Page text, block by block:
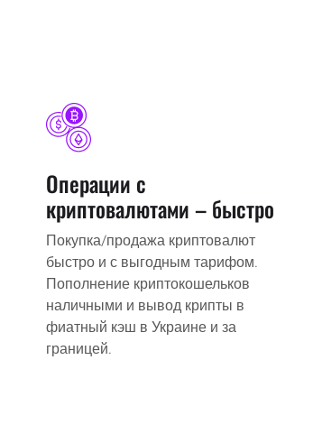
Операции с
криптовалютами – быстро
Покупка/продажа криптовалют
быстро и с выгодным тарифом.
Пополнение криптокошельков
наличными и вывод крипты в
фиатный кэш в Украине и за
границей.